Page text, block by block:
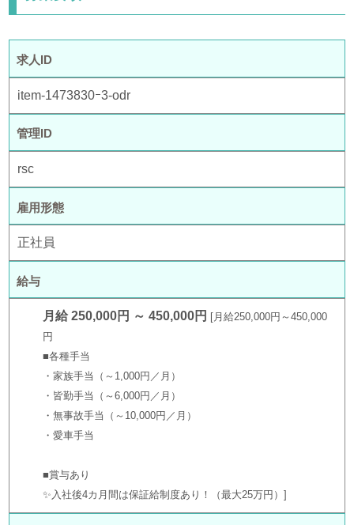
求人ID
item-1473830ｰ3-odr
管理ID
rsc
雇用形態
正社員
給与
月給 250,000円 ～ 450,000円
月給250,000円～450,000
円
■各種手当
・家族手当（～1,000円／月）
・皆勤手当（～6,000円／月）
・無事故手当（～10,000円／月）
・愛車手当
■賞与あり
✨入社後4カ月間は保証給制度あり！（最大25万円）